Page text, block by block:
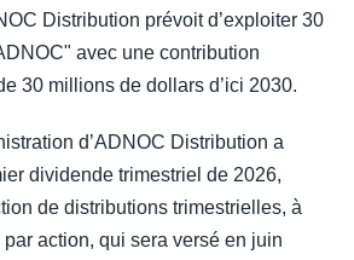
Distribution prévoit d’exploiter 30
avec une contribution
30 millions de dollars d’ici 2030.
d’ADNOC Distribution a
dividende trimestriel de 2026,
de distributions trimestrielles, à
action, qui sera versé en juin